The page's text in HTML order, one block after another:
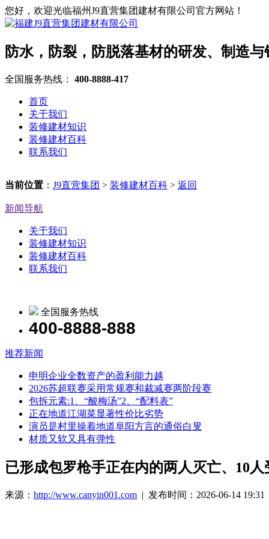
您好，欢迎光临福州J9直营集团建材有限公司官方网站！
防水，防裂，防脱落基材的研发、制造与
全国服务热线： 400-8888-417
首页
关于我们
装修建材知识
装修建材百科
联系我们
当前位置 ： J9直营集团 > 装修建材百科 > 返回
新闻导航
关于我们
装修建材知识
装修建材百科
联系我们
全国服务热线
400-8888-888
推荐新闻
申明企业全数资产的盈利能力越
2026苏超联赛采用常规赛和裁减赛两阶段赛
包拆元素:1、“酸梅汤”2、“配料表”
正在地道江湖菜显著性价比劣势
演员是村里操着地道阜阳方言的通俗白叟
材质又软又具有弹性
已形成包罗枪手正在内的两人灭亡、10人
来源： http://www.canyin001.com | 发布时间：2026-06-14 19:31